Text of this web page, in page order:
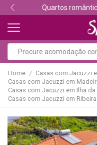
Quartos
Home / Casas com Jacuzzi
Casas com Jacuzzi em
Casas com Jacuzzi em Ilha da
Casas com Jacuzzi em Ribeira